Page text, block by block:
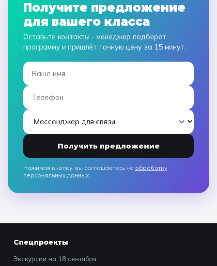
необычные театрализованные
экскурсии и мастер-классы не
ни взрослых!
облегчением!
прощаемся!
Получите предложение
для вашего класса
Оставьте контакты - менеджер подберёт
программу и пришлёт точную цену за 15 минут.
Получить предложение
Нажимая кнопку, вы соглашаетесь на обработку
персональных данных
Спецпроекты
Экскурсии на 18 сентября